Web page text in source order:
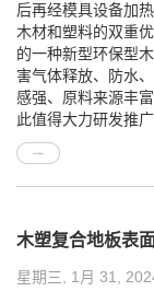
后再经模具设备加
木材和塑料的双重
的一种新型环保型
害气体释放、防水
感强、原料来源丰
此值得大力研发推
木塑复合地板表
星期三, 1月 31,